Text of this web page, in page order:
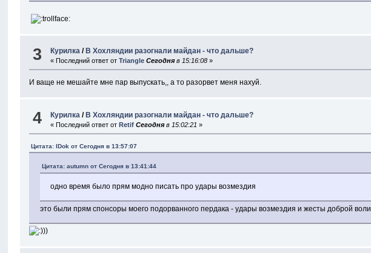
3 Курилка/ В Хохляндии разогнали майдан - что дальше?
« Последний ответ от Triangle Сегодняв 15:16:08»
И ваще не мешайте мне пар выпускать,, а то разорвет меня нахуй.
4 Курилка /В Хохляндии разогнали майдан - что дальше?
« Последний ответ от Retif Сегодняв 15:02:21 »
Цитата: IDok отСегодня в 13:57:07
Цитата: autumn от Сегодняв 13:41:44
одно время было прям модно писать про удары возмездия
это были прям спонсоры моего подорванного пердака - удары возмездия и жесты доброй воли